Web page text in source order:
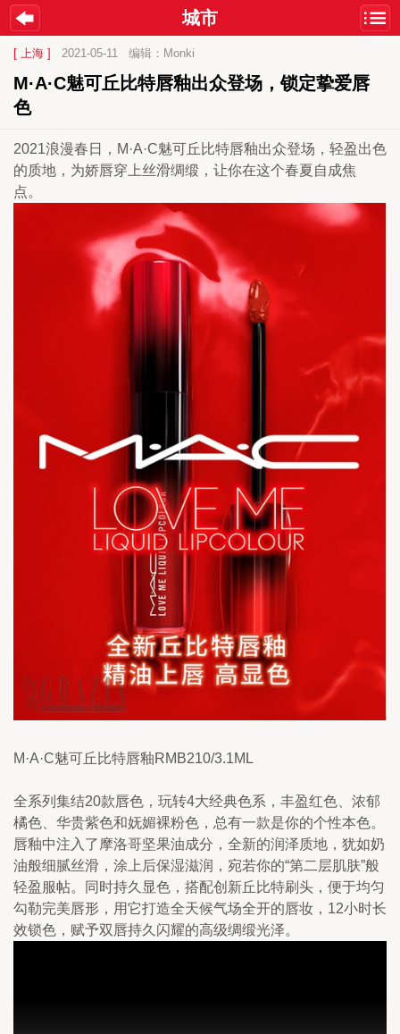
城市
[ 上海 ] 2021-05-11 编辑：Monki
M·A·C魅可丘比特唇釉出众登场，锁定挚爱唇
色
2021浪漫春日，M·A·C魅可丘比特唇釉出众登场，轻盈出色
的质地，为娇唇穿上丝滑绸缎，让你在这个春夏自成焦
点。
M·A·C魅可丘比特唇釉RMB210/3.1ML
全系列集结20款唇色，玩转4大经典色系，丰盈红色、浓郁
橘色、华贵紫色和妩媚裸粉色，总有一款是你的个性本色。
唇釉中注入了摩洛哥坚果油成分，全新的润泽质地，犹如奶
油般细腻丝滑，涂上后保湿滋润，宛若你的“第二层肌肤”般
轻盈服帖。同时持久显色，搭配创新丘比特刷头，便于均匀
勾勒完美唇形，用它打造全天候气场全开的唇妆，12小时长
效锁色，赋予双唇持久闪耀的高级绸缎光泽。